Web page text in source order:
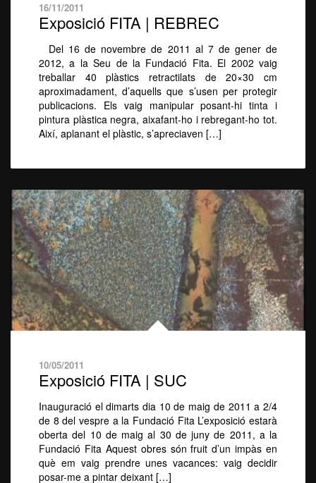
16/11/2011
Exposició FITA | REBREC
Del 16 de novembre de 2011 al 7 de gener de
2012, a la Seu de la Fundació Fita. El 2002 vaig
treballar 40 plàstics retractilats de 20×30 cm
aproximadament, d’aquells que s’usen per protegir
publicacions. Els vaig manipular posant-hi tinta i
pintura plàstica negra, aixafant-ho i rebregant-ho tot.
Així, aplanant el plàstic, s’apreciaven […]
10/05/2011
Exposició FITA | SUC
Inauguració el dimarts dia 10 de maig de 2011 a 2/4
de 8 del vespre a la Fundació Fita L’exposició estarà
oberta del 10 de maig al 30 de juny de 2011, a la
Fundació Fita Aquest obres són fruit d’un impàs en
què em vaig prendre unes vacances: vaig decidir
posar-me a pintar deixant […]